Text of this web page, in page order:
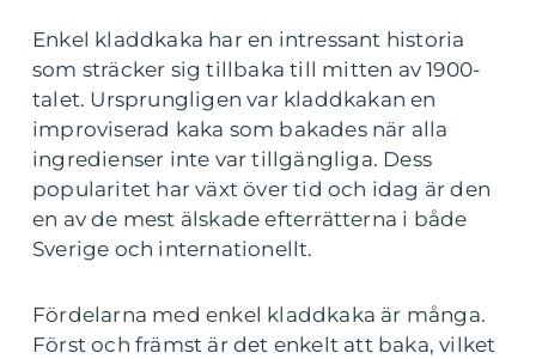
Enkel kladdkaka har en intressant historia
som sträcker sig tillbaka till mitten av 1900-
talet. Ursprungligen var kladdkakan en
improviserad kaka som bakades när alla
ingredienser inte var tillgängliga. Dess
popularitet har växt över tid och idag är den
en av de mest älskade efterrätterna i både
Sverige och internationellt.
Fördelarna med enkel kladdkaka är många.
Först och främst är det enkelt att baka, vilket